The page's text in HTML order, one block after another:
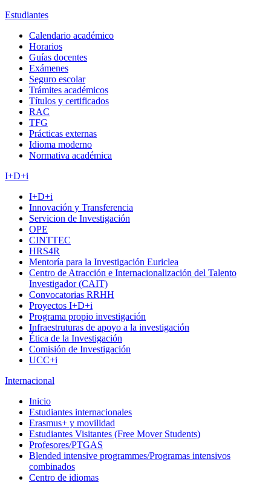
Estudiantes
Calendario académico
Horarios
Guías docentes
Exámenes
Seguro escolar
Trámites académicos
Títulos y certificados
RAC
TFG
Prácticas externas
Idioma moderno
Normativa académica
I+D+i
I+D+i
Innovación y Transferencia
Servicion de Investigación
OPE
CINTTEC
HRS4R
Mentoría para la Investigación Euriclea
Centro de Atracción e Internacionalización del Talento
Investigador (CAIT)
Convocatorias RRHH
Proyectos I+D+i
Programa propio investigación
Infraestruturas de apoyo a la investigación
Ética de la Investigación
Comisión de Investigación
UCC+i
Internacional
Inicio
Estudiantes internacionales
Erasmus+ y movilidad
Estudiantes Visitantes (Free Mover Students)
Profesores/PTGAS
Blended intensive programmes/Programas intensivos
combinados
Centro de idiomas